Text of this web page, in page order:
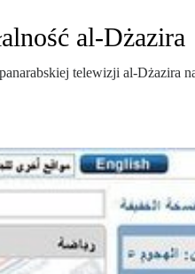
al-Dżazira
telewizji al-